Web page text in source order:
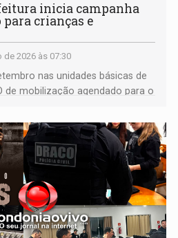
inicia campanha
crianças e
de 2026 às 07:30
nas unidades básicas de
de mobilização agendado para o